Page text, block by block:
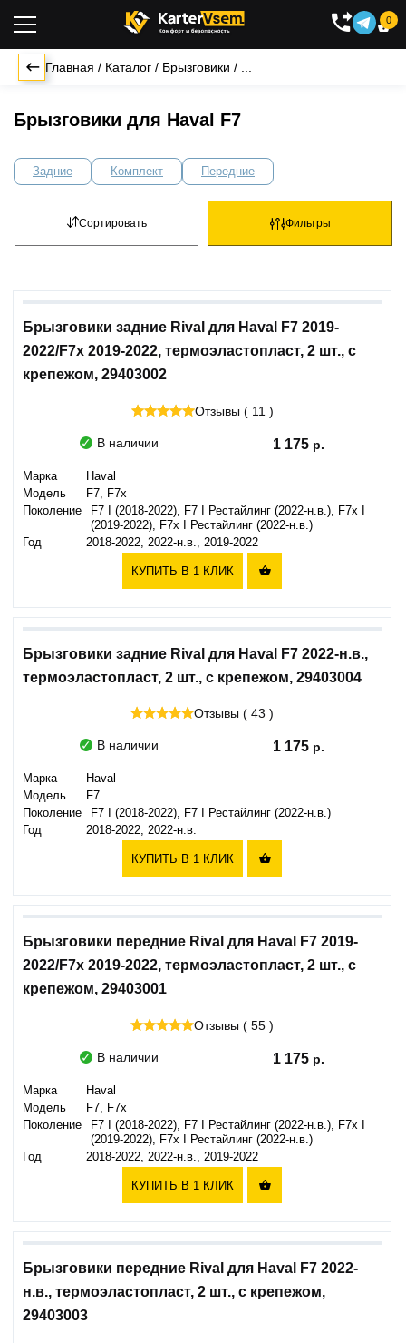

0
Главная / Каталог / Брызговики /
Брызговики для Haval F7
Задние Комплект Передние
Фильтры
Сортировать
Брызговики задние Rival для Haval F7 2019-
2022/F7x 2019-2022, термоэластопласт, 2 шт., с
крепежом, 29403002
Отзывы ( 11 )
В наличии 1 175
Марка
Haval
Модель
F7, F7x
Поколение
F7 I (2018-2022), F7 I Рестайлинг (2022-н.в.), F7x I
(2019-2022), F7x I Рестайлинг (2022-н.в.)
Год
2018-2022, 2022-н.в., 2019-2022
КУПИТЬ В 1 КЛИК 
Брызговики задние Rival для Haval F7 2022-н.в.,
термоэластопласт, 2 шт., с крепежом, 29403004
Отзывы ( 43 )
В наличии 1 175
Марка
Haval
Модель
F7
Поколение
F7 I (2018-2022), F7 I Рестайлинг (2022-н.в.)
Год
2018-2022, 2022-н.в.
КУПИТЬ В 1 КЛИК 
Брызговики передние Rival для Haval F7 2019-
2022/F7x 2019-2022, термоэластопласт, 2 шт., с
крепежом, 29403001
Отзывы ( 55 )
В наличии 1 175
Марка
Haval
Модель
F7, F7x
Поколение
F7 I (2018-2022), F7 I Рестайлинг (2022-н.в.), F7x I
(2019-2022), F7x I Рестайлинг (2022-н.в.)
Год
2018-2022, 2022-н.в., 2019-2022
КУПИТЬ В 1 КЛИК 
Брызговики передние Rival для Haval F7 2022-
н.в., термоэластопласт, 2 шт., с крепежом,
29403003